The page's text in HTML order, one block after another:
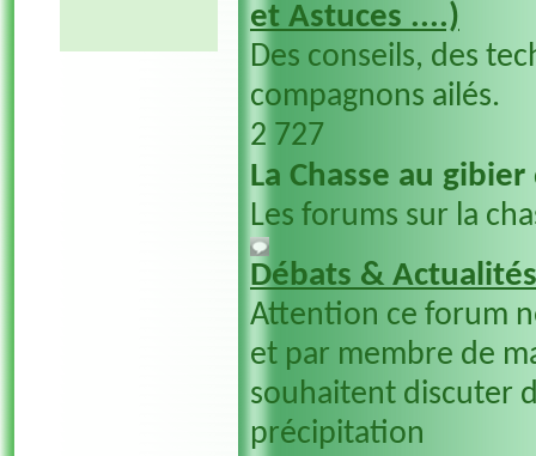
et Astuces ....)
Des conseils, des
compagnons ailés.
2 727
La Chasse au
Les forums sur la
Débats & Actualités
Attention ce forum
et par membre de
souhaitent discuter
précipitation